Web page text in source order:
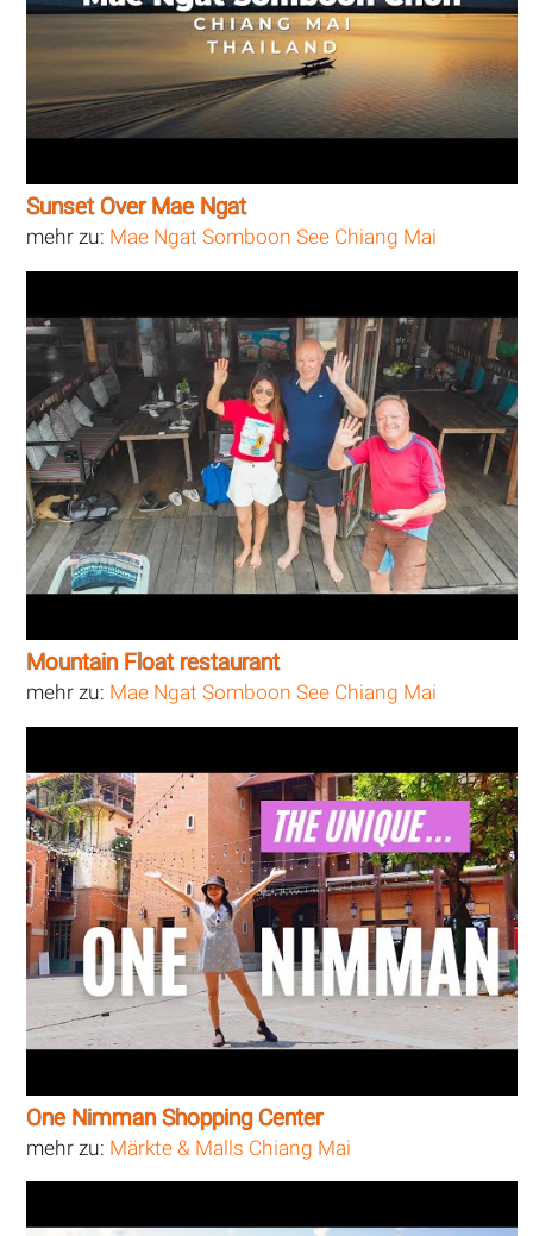
Sunset Over Mae Ngat
mehr zu: Mae Ngat Somboon See Chiang Mai
Mountain Float restaurant
mehr zu: Mae Ngat Somboon See Chiang Mai
One Nimman Shopping Center
mehr zu: Märkte & Malls Chiang Mai